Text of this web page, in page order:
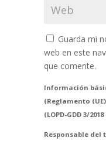
Guarda mi
web en este
que comente.
Información
(Reglamento (UE)
(LOPD-GDD 3/
Responsable